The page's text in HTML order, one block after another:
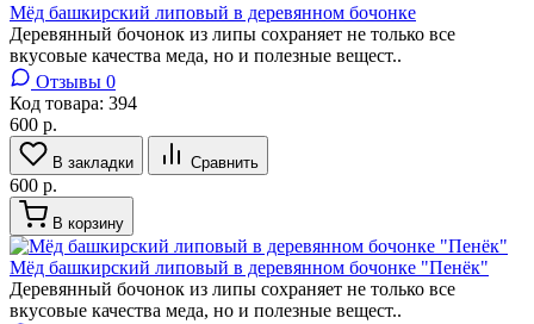
Мёд башкирский липовый в деревянном бочонке
Деревянный бочонок из липы сохраняет не только все
вкусовые качества меда, но и полезные вещест..
Отзывы 0
Код товара: 394
600 р.
В закладки Сравнить
600 р.
В корзину
Мёд башкирский липовый в деревянном бочонке "Пенёк"
Деревянный бочонок из липы сохраняет не только все
вкусовые качества меда, но и полезные вещест..